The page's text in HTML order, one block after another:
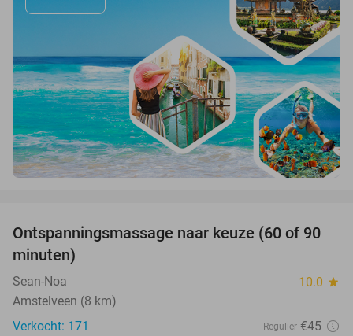
40%
Ontspanningsmassage naar keuze (60 of 90
minuten)
Sean-Noa 10.0 star
Amstelveen (8 km)
Verkocht: 171
Regulier €45